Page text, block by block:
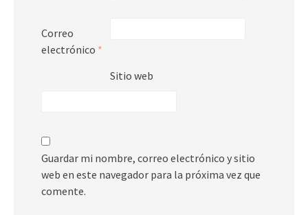
Correo
electrónico *
Sitio web
Guardar mi nombre, correo electrónico y sitio
web en este navegador para la próxima vez que
comente.